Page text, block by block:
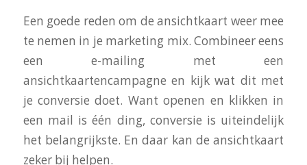
Een goede reden om de ansichtkaart weer mee
te nemen in je marketing mix. Combineer eens
een e-mailing met een
ansichtkaartencampagne en kijk wat dit met
je conversie doet. Want openen en klikken in
een mail is één ding, conversie is uiteindelijk
het belangrijkste. En daar kan de ansichtkaart
zeker bij helpen.